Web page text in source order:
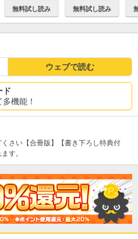
無料試し読み 無料試し読み
ウェブで読む
ド
機能！
さい【合冊版】【書き下ろし特典付
す。